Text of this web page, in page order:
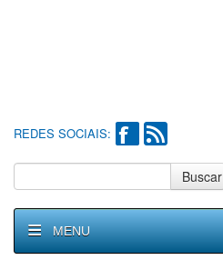
REDES SOCIAIS:
Buscar
MENU